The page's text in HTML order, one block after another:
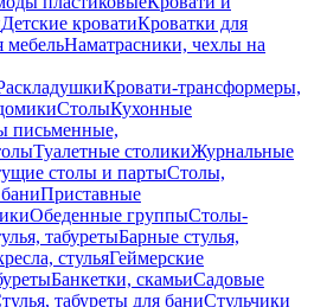
Детские кроватиКроватки для
мебельНаматрасники, чехлы на
Кровати-трансформеры,
СтолыКухонные
письменные,
Туалетные столикиЖурнальные
столы и партыСтолы,
Приставные
Обеденные группыСтолы-
табуретыБарные стулья,
стульяГеймерские
Банкетки, скамьиСадовые
табуреты для баниСтульчики